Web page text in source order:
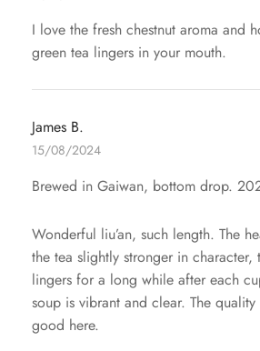
I love the fresh chestnut aroma and
green tea lingers in your mouth.
James B.
15/08/2024
Brewed in Gaiwan, bottom drop.
Wonderful liu’an, such length. The
the tea slightly stronger in character,
lingers for a long while after each
soup is vibrant and clear. The
good here.